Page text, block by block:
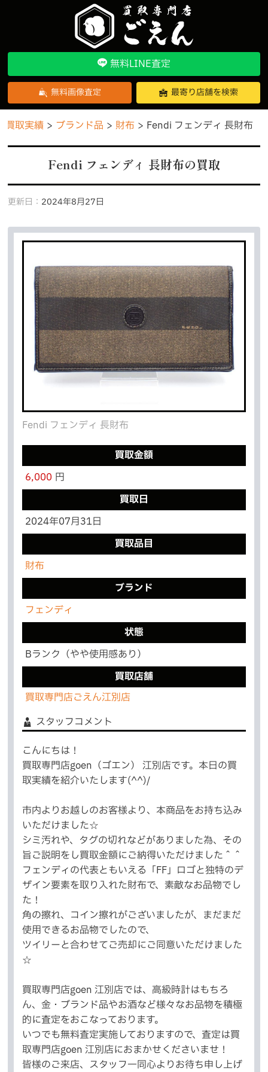
無料LINE査定
無料画像査定 最寄り店舗を検索
買取実績 ブランド品 財布 Fendi フェンディ 長財布
Fendi フェンディ 長財布の買取
更新日： 2024年8月27日
Fendi フェンディ 長財布
買取金額
6,000 円
買取日
2024年07月31日
買取品目
財布
ブランド
フェンディ
状態
Bランク（やや使用感あり）
買取店舗
買取専門店ごえん江別店
スタッフコメント
こんにちは！
買取専門店goen（ゴエン） 江別店です。本日の買
取実績を紹介いたします(^^)/
市内よりお越しのお客様より、本商品をお持ち込み
いただけました☆
シミ汚れや、タグの切れなどがありました為、その
旨ご説明をし買取金額にご納得いただけました＾＾
フェンディの代表ともいえる「FF」ロゴと独特のデ
ザイン要素を取り入れた財布で、素敵なお品物でし
た！
角の擦れ、コイン擦れがございましたが、まだまだ
使用できるお品物でしたので、
ツイリーと合わせてご売却にご同意いただけました
☆
買取専門店goen 江別店では、高級時計はもちろ
ん、金・ブランド品やお酒など様々なお品物を積極
的に査定をおこなっております。
いつでも無料査定実施しておりますので、査定は買
取専門店goen 江別店におまかせくださいませ！
皆様のご来店、スタッフ一同心よりお待ち申し上げ